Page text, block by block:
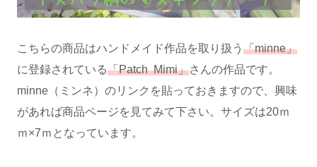
こちらの商品はハンドメイド作品を取り扱う 「minne」
に登録されている「Patch Mimi」さんの作品です。
minne（ミンネ）のリンクを貼っておきますので、興味
があれば商品ページを見てみて下さい。サイズは20ｍ
ｍ×7ｍとなっています。